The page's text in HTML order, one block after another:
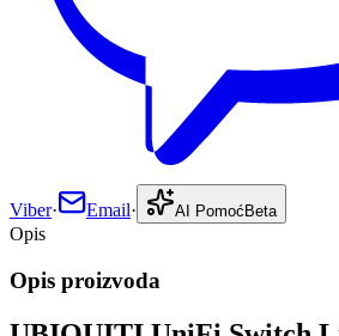
Viber· Email· AI Pomoć Beta
Opis
Opis proizvoda